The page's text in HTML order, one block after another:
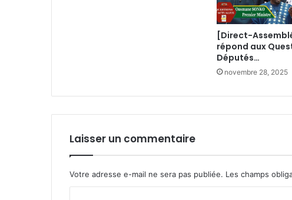
[Direct-
répond aux
Députés…
novembre 28, 2025
Laisser un commentaire
Votre adresse e-mail ne sera pas publiée. Les champs